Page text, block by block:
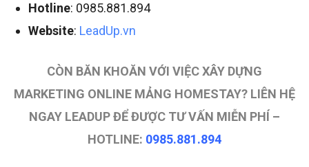
Hotline: 0985.881.894
Website: LeadUp.vn
CÒN BĂN KHOĂN VỚI VIỆC XÂY DỰNG
MARKETING ONLINE MẢNG HOMESTAY? LIÊN HỆ
NGAY LEADUP ĐỂ ĐƯỢC TƯ VẤN MIỄN PHÍ –
HOTLINE: 0985.881.894